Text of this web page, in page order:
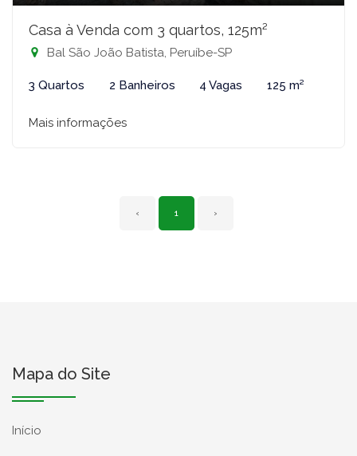
Casa à Venda com 3 quartos, 125m²
Bal São João Batista, Peruíbe-SP
3 Quartos 2 Banheiros 4 Vagas 125 m²
Mais informações
‹ 1 ›
Mapa do Site
Início